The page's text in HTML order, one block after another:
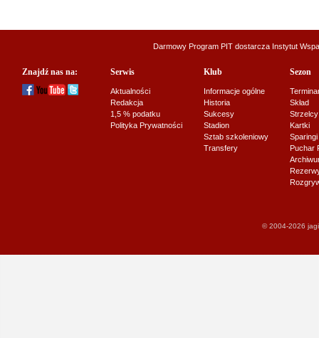
Darmowy Program PIT dostarcza Instytut
Znajdź nas na: Serwis
Aktualności
Redakcja
1,5 % podatku
Polityka Prywatności
Klub
Informacje ogólne
Historia
Sukcesy
Stadion
Sztab szkoleniowy
Transfery
Sezon
Skład
Strzelcy
Kartki
Sparingi
Puchar
© 2004-2026